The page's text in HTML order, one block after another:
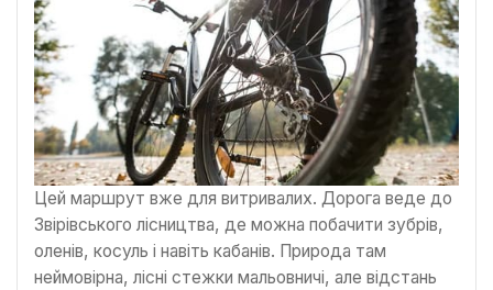
Цей маршрут вже для витривалих. Дорога веде до
Звірівського лісництва, де можна побачити зубрів,
оленів, косуль і навіть кабанів. Природа там
неймовірна, лісні стежки мальовничі, але відстань